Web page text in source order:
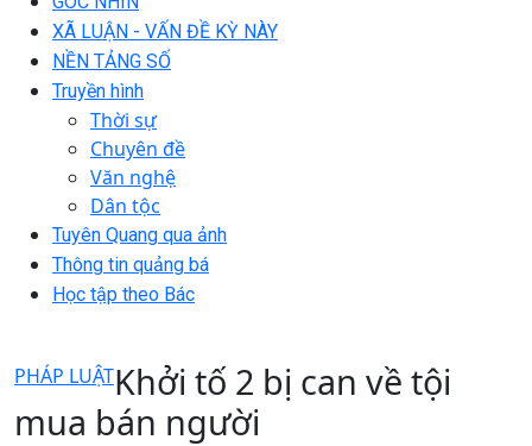
XÃ LUẬN - VẤN ĐỀ KỲ NÀY
NỀN TẢNG SỐ
Truyền hình
Thời sự
Chuyên đề
Văn nghệ
Dân tộc
Tuyên Quang qua ảnh
Thông tin quảng bá
Học tập theo Bác
PHÁP LUẬTKhởi tố 2 bị can về tội
mua bán người